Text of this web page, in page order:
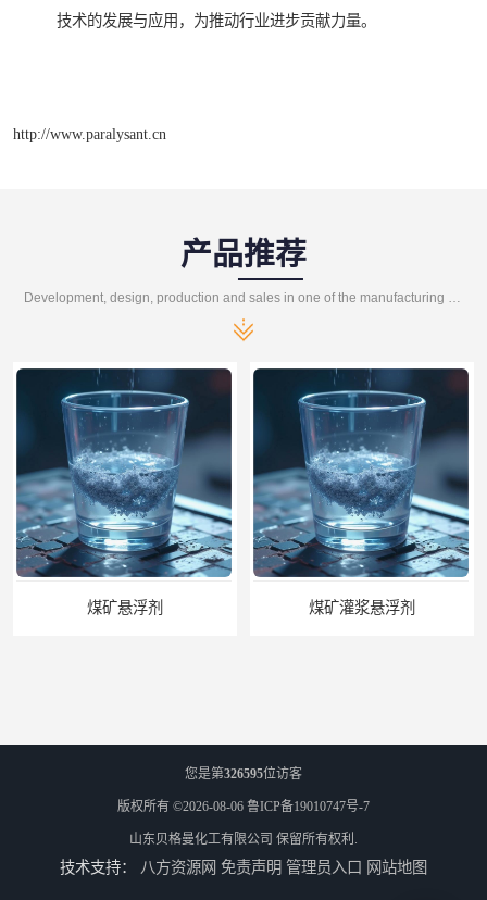
技术的发展与应用，为推动行业进步贡献力量。
http://www.paralysant.cn
产品推荐
Development, design, production and sales in one of the manufacturing enterprises
煤矿灌浆悬浮剂 高倍泡沫阻化剂
您是第326595位访客
版权所有 ©2026-08-06 鲁ICP备19010747号-7
山东贝格曼化工有限公司 保留所有权利.
技术支持： 八方资源网 免责声明 管理员入口 网站地图